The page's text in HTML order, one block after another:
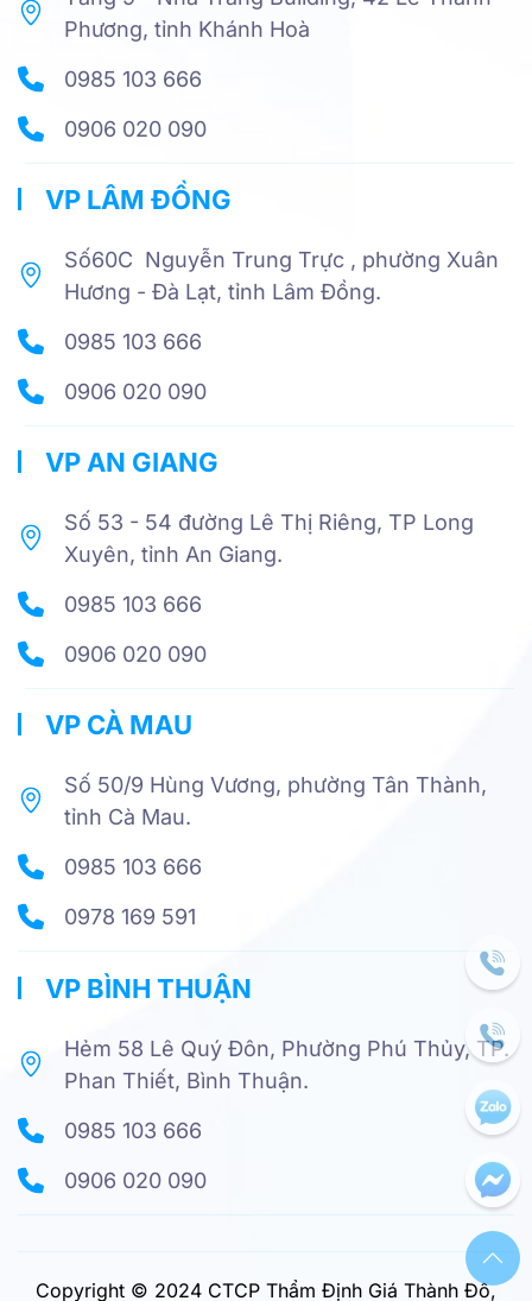
Phương, tỉnh Khánh Hoà
0985 103 666
0906 020 090
VP LÂM ĐỒNG
Số60C Nguyễn Trung Trực , phường Xuân
Hương - Đà Lạt, tỉnh Lâm Đồng.
0985 103 666
0906 020 090
VP AN GIANG
Số 53 - 54 đường Lê Thị Riêng, TP Long
Xuyên, tỉnh An Giang.
0985 103 666
0906 020 090
VP CÀ MAU
Số 50/9 Hùng Vương, phường Tân Thành,
tỉnh Cà Mau.
0985 103 666
0978 169 591
VP BÌNH THUẬN
Hẻm 58 Lê Quý Đôn, Phường Phú Thủy, TP.
Phan Thiết, Bình Thuận.
0985 103 666
0906 020 090
Copyright © 2024 CTCP Thẩm Định Giá Thành Đô,